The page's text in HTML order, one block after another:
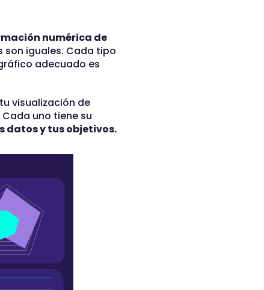
numérica de
son iguales. Cada tipo
adecuado es
visualización de
uno tiene su
datos y tus objetivos.